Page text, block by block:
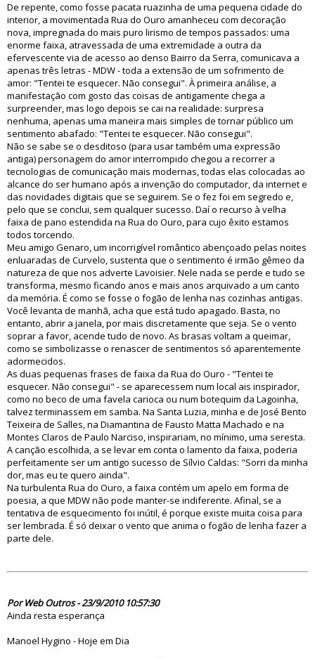
De repente, como fosse pacata ruazinha de uma pequena cidade do
interior, a movimentada Rua do Ouro amanheceu com decoração
nova, impregnada do mais puro lirismo de tempos passados: uma
enorme faixa, atravessada de uma extremidade a outra da
efervescente via de acesso ao denso Bairro da Serra, comunicava a
apenas três letras - MDW - toda a extensão de um sofrimento de
amor: "Tentei te esquecer. Não consegui". À primeira análise, a
manifestação com gosto das coisas de antigamente chega a
surpreender, mas logo depois se cai na realidade: surpresa
nenhuma, apenas uma maneira mais simples de tornar público um
sentimento abafado: "Tentei te esquecer. Não consegui".
Não se sabe se o desditoso (para usar também uma expressão
antiga) personagem do amor interrompido chegou a recorrer a
tecnologias de comunicação mais modernas, todas elas colocadas ao
alcance do ser humano após a invenção do computador, da internet e
das novidades digitais que se seguirem. Se o fez foi em segredo e,
pelo que se conclui, sem qualquer sucesso. Daí o recurso à velha
faixa de pano estendida na Rua do Ouro, para cujo êxito estamos
todos torcendo.
Meu amigo Genaro, um incorrigível romântico abençoado pelas noites
enluaradas de Curvelo, sustenta que o sentimento é irmão gêmeo da
natureza de que nos adverte Lavoisier. Nele nada se perde e tudo se
transforma, mesmo ficando anos e mais anos arquivado a um canto
da memória. É como se fosse o fogão de lenha nas cozinhas antigas.
Você levanta de manhã, acha que está tudo apagado. Basta, no
entanto, abrir a janela, por mais discretamente que seja. Se o vento
soprar a favor, acende tudo de novo. As brasas voltam a queimar,
como se simbolizasse o renascer de sentimentos só aparentemente
adormecidos.
As duas pequenas frases de faixa da Rua do Ouro - "Tentei te
esquecer. Não consegui" - se aparecessem num local ais inspirador,
como no beco de uma favela carioca ou num botequim da Lagoinha,
talvez terminassem em samba. Na Santa Luzia, minha e de José Bento
Teixeira de Salles, na Diamantina de Fausto Matta Machado e na
Montes Claros de Paulo Narciso, inspirariam, no mínimo, uma seresta.
A canção escolhida, a se levar em conta o lamento da faixa, poderia
perfeitamente ser um antigo sucesso de Sílvio Caldas: "Sorri da minha
dor, mas eu te quero ainda".
Na turbulenta Rua do Ouro, a faixa contém um apelo em forma de
poesia, a que MDW não pode manter-se indiferente. Afinal, se a
tentativa de esquecimento foi inútil, é porque existe muita coisa para
ser lembrada. É só deixar o vento que anima o fogão de lenha fazer a
parte dele.
Por Web Outros - 23/9/2010 10:57:30
Ainda resta esperança
Manoel Hygino - Hoje em Dia